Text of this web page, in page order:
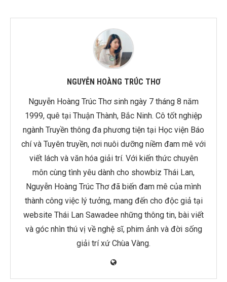
NGUYỄN HOÀNG TRÚC THƠ
Nguyễn Hoàng Trúc Thơ sinh ngày 7 tháng 8 năm
1999, quê tại Thuận Thành, Bắc Ninh. Cô tốt nghiệp
ngành Truyền thông đa phương tiện tại Học viện Báo
chí và Tuyên truyền, nơi nuôi dưỡng niềm đam mê với
viết lách và văn hóa giải trí. Với kiến thức chuyên
môn cùng tình yêu dành cho showbiz Thái Lan,
Nguyễn Hoàng Trúc Thơ đã biến đam mê của mình
thành công việc lý tưởng, mang đến cho độc giả tại
website Thái Lan Sawadee những thông tin, bài viết
và góc nhìn thú vị về nghệ sĩ, phim ảnh và đời sống
giải trí xứ Chùa Vàng.